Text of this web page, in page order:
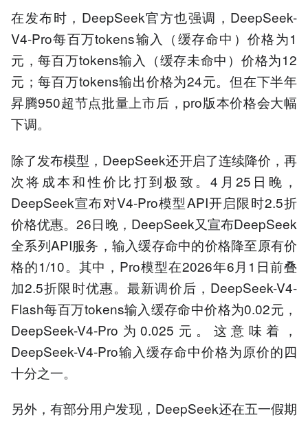
在发布时，DeepSeek官方也强调，DeepSeek-
V4-Pro每百万tokens输入（缓存命中）价格为1
元，每百万tokens输入（缓存未命中）价格为12
元；每百万tokens输出价格为24元。但在下半年
昇腾950超节点批量上市后，pro版本价格会大幅
下调。
除了发布模型，DeepSeek还开启了连续降价，再
次将成本和性价比打到极致。4月25日晚，
DeepSeek宣布对V4-Pro模型API开启限时2.5折
价格优惠。26日晚，DeepSeek又宣布DeepSeek
全系列API服务，输入缓存命中的价格降至原有价
格的1/10。其中，Pro模型在2026年6月1日前叠
加2.5折限时优惠。最新调价后，DeepSeek-V4-
Flash每百万tokens输入缓存命中价格为0.02元，
DeepSeek-V4-Pro为0.025元。这意味着，
DeepSeek-V4-Pro输入缓存命中价格为原价的四
十分之一。
另外，有部分用户发现，DeepSeek还在五一假期